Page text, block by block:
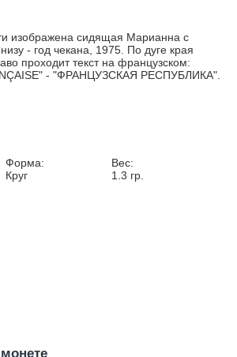
изображена сидящая Марианна с
- год чекана, 1975. По дуге края
проходит текст на французском:
- "ФРАНЦУЗСКАЯ РЕСПУБЛИКА".
Форма:
Круг
Вес:
1.3 гр.